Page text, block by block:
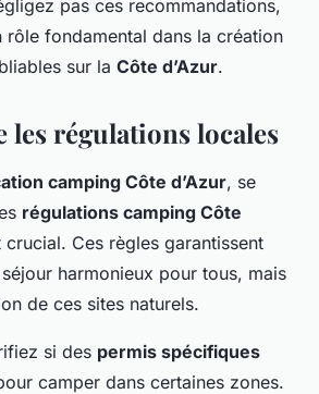
pas ces recommandations,
rôle fondamental dans la création
sur la Côte d’Azur.
les régulations locales
camping Côte d’Azur, se
régulations camping Côte
crucial. Ces règles garantissent
harmonieux pour tous, mais
de ces sites naturels.
si des permis spécifiques
camper dans certaines zones.